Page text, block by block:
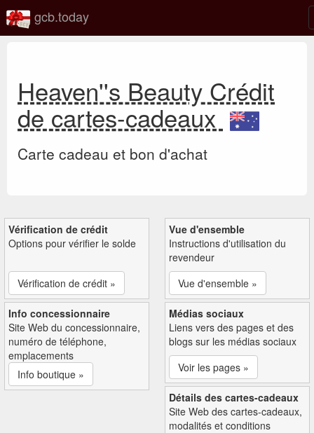
gcb.today
Heaven''s Beauty Crédit
de cartes-cadeaux
Carte cadeau et bon d'achat
Vérification de crédit
Options pour vérifier le solde
Vérification de crédit »
Vue d'ensemble
Instructions d'utilisation du
revendeur
Vue d'ensemble »
Info concessionnaire
Site Web du concessionnaire,
numéro de téléphone,
emplacements
Info boutique »
Médias sociaux
Liens vers des pages et des
blogs sur les médias sociaux
Voir les pages »
Détails des cartes-cadeaux
Site Web des cartes-cadeaux,
modalités et conditions